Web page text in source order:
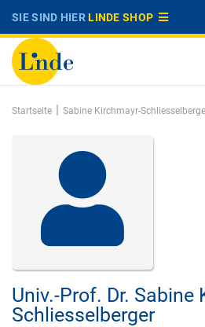
SIE SIND HIERLINDE SHOP
Startseite | Sabine Kirchmayr-
Univ.-Prof. Dr. Sabine
Schliesselberger